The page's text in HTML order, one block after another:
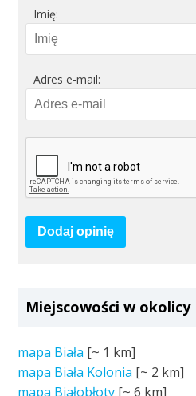
Imię:
Adres e-mail:
Dodaj opinię
Miejscowości w okolicy
mapa Biała [~ 1 km]
mapa Biała Kolonia [~ 2 km]
mapa Białobłoty [~6 km]